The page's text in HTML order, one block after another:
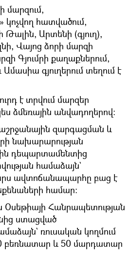
մարզում,
հատվածում,
Արտենի (գյուղ),
Վայոց ձորի մարզի
Գյումրի քաղաքներում,
գյուղերում տեղում է
է տրվում մարզեր
ձմեռային անվադողերով։
զարգացման և
նախարարության
դեպարտամենտից
համաձայն`
ավտոճանապարհը բաց է
համար:
Օսեթիայի Հանրապետության
ստացված
ռուսական կողմում
բեռնատար և 50 մարդատար